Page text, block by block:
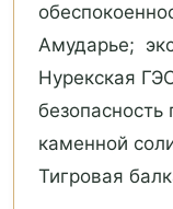
Амударье;
Нурекская
безопасность
каменной
Тигровая